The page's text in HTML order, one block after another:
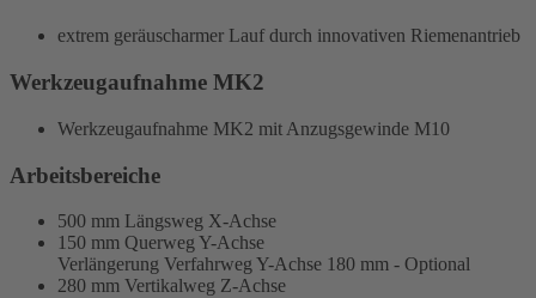
extrem geräuscharmer Lauf durch innovativen Riemenantrieb
Werkzeugaufnahme MK2
Werkzeugaufnahme MK2 mit Anzugsgewinde M10
Arbeitsbereiche
500 mm Längsweg X-Achse
150 mm Querweg Y-Achse
Verlängerung Verfahrweg Y-Achse 180 mm - Optional
280 mm Vertikalweg Z-Achse